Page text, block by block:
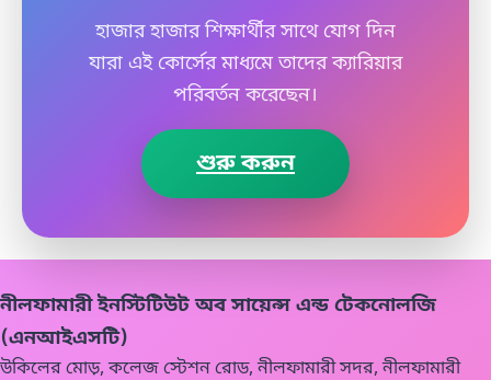
হাজার হাজার শিক্ষার্থীর সাথে যোগ দিন
যারা এই কোর্সের মাধ্যমে তাদের ক্যারিয়ার
পরিবর্তন করেছেন।
শুরু করুন
নীলফামারী ইনস্টিটিউট অব সায়েন্স এন্ড টেকনোলজি
(এনআইএসটি)
উকিলের মোড়, কলেজ স্টেশন রোড, নীলফামারী সদর, নীলফামারী